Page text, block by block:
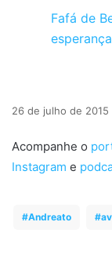
Fafá de
26 de julho de 2015
Acompanhe o
Instagram e
Andreato